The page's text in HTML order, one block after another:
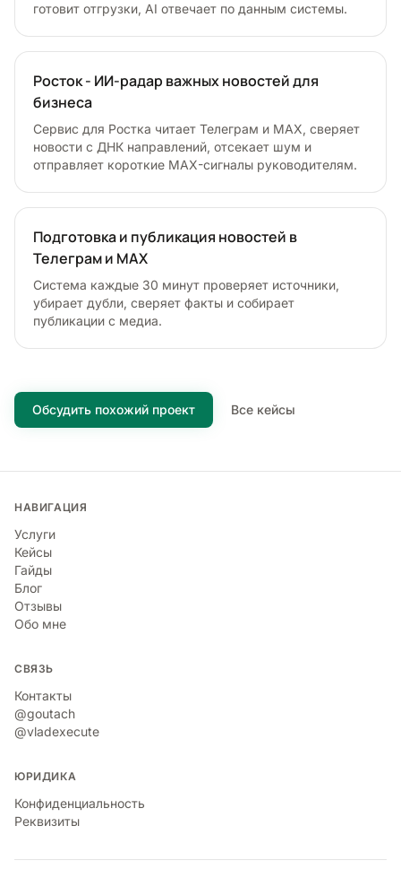
готовит отгрузки, AI отвечает по данным системы.
Росток - ИИ-радар важных новостей для
бизнеса
Сервис для Ростка читает Телеграм и MAX, сверяет
новости с ДНК направлений, отсекает шум и
отправляет короткие MAX-сигналы руководителям.
Подготовка и публикация новостей в
Телеграм и MAX
Система каждые 30 минут проверяет источники,
убирает дубли, сверяет факты и собирает
публикации с медиа.
Обсудить похожий проект Все кейсы
НАВИГАЦИЯ
Услуги
Кейсы
Гайды
Блог
Отзывы
Обо мне
СВЯЗЬ
Контакты
@goutach
@vladexecute
ЮРИДИКА
Конфиденциальность
Реквизиты